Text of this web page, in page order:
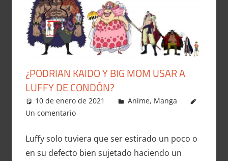
¿PODRIAN KAIDO Y BIG MOM USAR A
LUFFY DE CONDÓN?
10 de enero de 2021 Carlitox Banana
Anime, Manga
Un comentario
Luffy solo tuviera que ser estirado un poco o
en su defecto bien sujetado haciendo un